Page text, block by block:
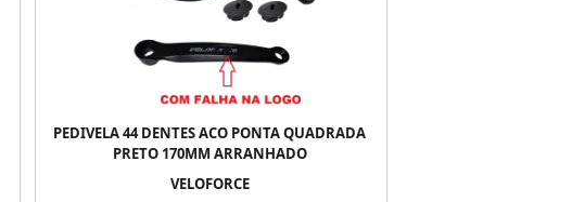
PEDIVELA 44 DENTES ACO PONTA QUADRADA
PRETO 170MM ARRANHADO
VELOFORCE